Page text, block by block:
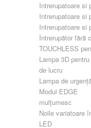
Intrerupatoare si
Intrerupatoare si
Intrerupatoare si
Întrerupător fără
TOUCHLESS
Lampa 3D
de lucru
Lampa de
Modul EDGE
mulțumesc
Noile variatoare
LED